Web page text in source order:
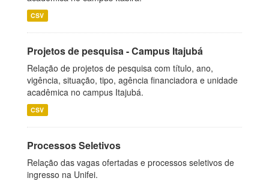
CSV
Projetos de pesquisa - Campus Itajubá
Relação de projetos de pesquisa com título, ano,
vigência, situação, tipo, agência financiadora e unidade
acadêmica no campus Itajubá.
CSV
Processos Seletivos
Relação das vagas ofertadas e processos seletivos de
ingresso na Unifei.